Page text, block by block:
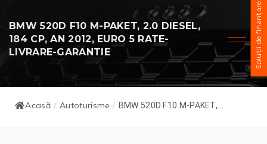
BMW 520D F10 M-PAKET, 2.0 DIESEL,
184 CP, AN 2012, EURO 5 RATE-
LIVRARE-GARANTIE
Acasă / Autoturisme / BMW 520D F10 M-PAKET,...
Soluții de finanțare